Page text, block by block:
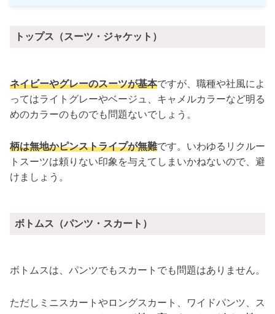
トップス（スーツ・ジャケット）
ネイビーやグレーのスーツが基本ですが、職種や社風によ
ってはライトグレーやベージュ、キャメルカラーなど明る
めのカラーのものでも問題ないでしょう。
柄は無地かピンストライプが無難です。いわゆるリクルー
トスーツは頼りない印象を与えてしまいかねないので、避
けましょう。
ボトムス（パンツ・スカート）
ボトムスは、パンツでもスカートでも問題はありません。
ただしミニスカートやロングスカート、ワイドパンツ、ス